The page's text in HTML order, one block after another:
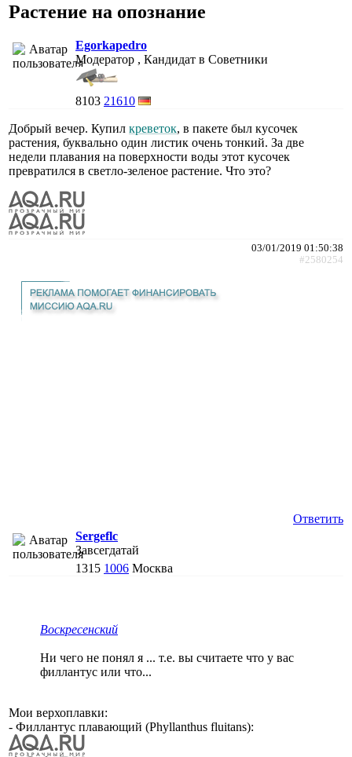
Растение на опознание
Egorkapedro
Модератор , Кандидат в Советники
8103 21610
Добрый вечер. Купил креветок, в пакете был кусочек
растения, буквально один листик очень тонкий. За две
недели плавания на поверхности воды этот кусочек
превратился в светло-зеленое растение. Что это?
03/01/2019 01:50:38
#2580254
Ответить
Sergeflc
Завсегдатай
1315 1006 Москва
Воскресенский
Ни чего не понял я ... т.е. вы считаете что у вас
филлантус или что...
Мои верхоплавки:
- Филлантус плавающий (Phyllanthus fluitans):